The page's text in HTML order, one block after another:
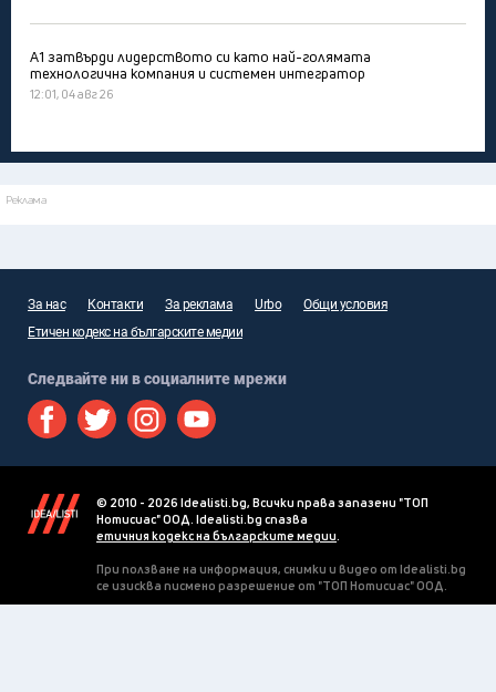
А1 затвърди лидерството си като най-голямата
технологична компания и системен интегратор
12:01, 04 авг 26
Реклама
За нас Контакти За реклама Urbo
Общи условия
Етичен кодекс на българските медии
Следвайте ни в социалните мрежи
© 2010 - 2026 Idealisti.bg, Всички права запазени "ТОП
Нотисиас" ООД. Idealisti.bg спазва
етичния кодекс на българските медии.
При ползване на информация, снимки и видео от Idealisti.bg
се изисква писмено разрешение от "ТОП Нотисиас" ООД.